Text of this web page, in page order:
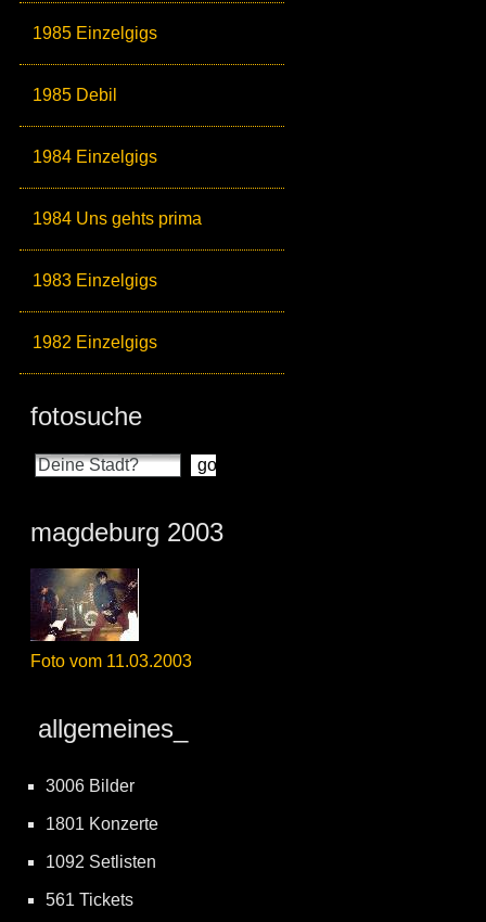
1985 Einzelgigs
1985 Debil
1984 Einzelgigs
1984 Uns gehts prima
1983 Einzelgigs
1982 Einzelgigs
fotosuche
magdeburg 2003
Foto vom 11.03.2003
allgemeines_
3006 Bilder
1801 Konzerte
1092 Setlisten
561 Tickets